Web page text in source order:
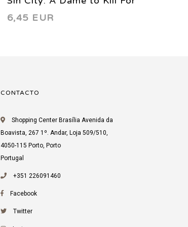
4 1994
6,45 EUR
CONTACTO
Shopping Center Brasília Avenida da
Boavista, 267 1º. Andar, Loja 509/510,
4050-115 Porto, Porto
Portugal
+351 226091460
Facebook
Twitter